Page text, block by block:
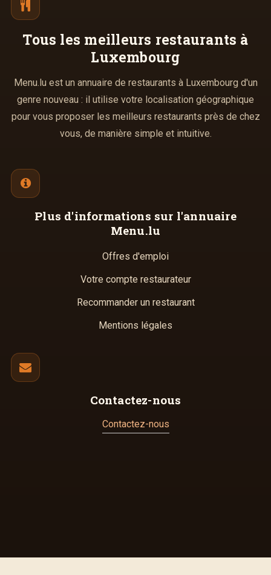
Tous les meilleurs restaurants à
Luxembourg
Menu.lu est un annuaire de restaurants à Luxembourg d'un
genre nouveau : il utilise votre localisation géographique
pour vous proposer les meilleurs restaurants près de chez
vous, de manière simple et intuitive.
Plus d'informations sur l'annuaire
Menu.lu
Offres d'emploi
Votre compte restaurateur
Recommander un restaurant
Mentions légales
Contactez-nous
Contactez-nous